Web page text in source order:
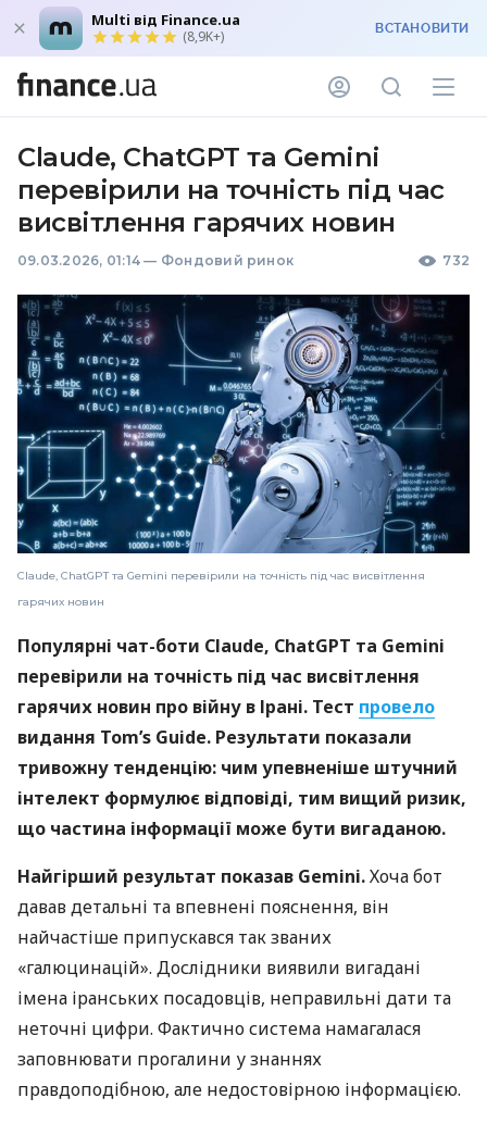
Multi від Finance.ua
(8,9K+) ВСТАНОВИТИ
Claude, ChatGPT та Gemini
перевірили на точність під час
висвітлення гарячих новин
09.03.2026, 01:14 — Фондовий ринок 732
Claude, ChatGPT та Gemini перевірили на точність під час висвітлення
гарячих новин
Популярні чат-боти Claude, ChatGPT та Gemini
перевірили на точність під час висвітлення
гарячих новин про війну в Ірані. Тест провело
видання Tom’s Guide. Результати показали
тривожну тенденцію: чим упевненіше штучний
інтелект формулює відповіді, тим вищий ризик,
що частина інформації може бути вигаданою.
Найгірший результат показав Gemini.Хоча бот
давав детальні та впевнені пояснення, він
найчастіше припускався так званих
«галюцинацій». Дослідники виявили вигадані
імена іранських посадовців, неправильні дати та
неточні цифри. Фактично система намагалася
заповнювати прогалини у знаннях
правдоподібною, але недостовірною інформацією.